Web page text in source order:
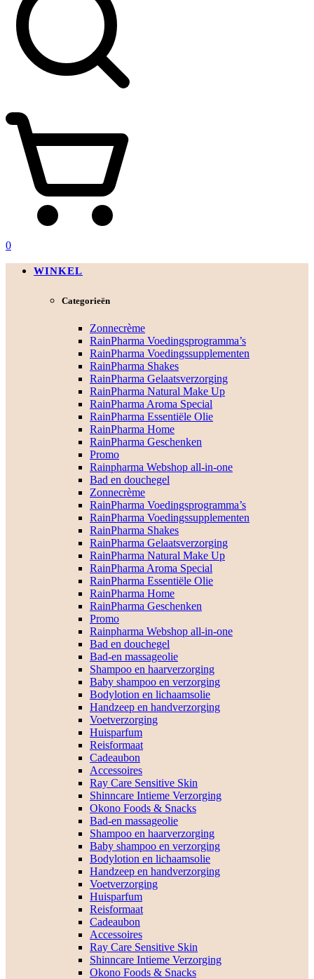
0
WINKEL
Categorieën
Zonnecrème
RainPharma Voedingsprogramma’s
RainPharma Voedingssupplementen
RainPharma Shakes
RainPharma Gelaatsverzorging
RainPharma Natural Make Up
RainPharma Aroma Special
RainPharma Essentiële Olie
RainPharma Home
RainPharma Geschenken
Promo
Rainpharma Webshop all-in-one
Bad en douchegel
Zonnecrème
RainPharma Voedingsprogramma’s
RainPharma Voedingssupplementen
RainPharma Shakes
RainPharma Gelaatsverzorging
RainPharma Natural Make Up
RainPharma Aroma Special
RainPharma Essentiële Olie
RainPharma Home
RainPharma Geschenken
Promo
Rainpharma Webshop all-in-one
Bad en douchegel
Bad-en massageolie
Shampoo en haarverzorging
Baby shampoo en verzorging
Bodylotion en lichaamsolie
Handzeep en handverzorging
Voetverzorging
Huisparfum
Reisformaat
Cadeaubon
Accessoires
Ray Care Sensitive Skin
Shinncare Intieme Verzorging
Okono Foods & Snacks
Bad-en massageolie
Shampoo en haarverzorging
Baby shampoo en verzorging
Bodylotion en lichaamsolie
Handzeep en handverzorging
Voetverzorging
Huisparfum
Reisformaat
Cadeaubon
Accessoires
Ray Care Sensitive Skin
Shinncare Intieme Verzorging
Okono Foods & Snacks